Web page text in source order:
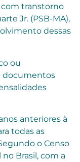
com transtorno
Jr. (PSB-MA),
dessas
ou
documentos
anteriores à
todas as
o Censo
Brasil, com a